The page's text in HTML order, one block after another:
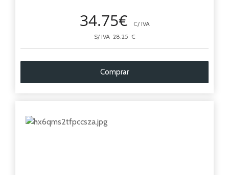
34.75€
C/ IVA
S/ IVA 28.25 €
Comprar